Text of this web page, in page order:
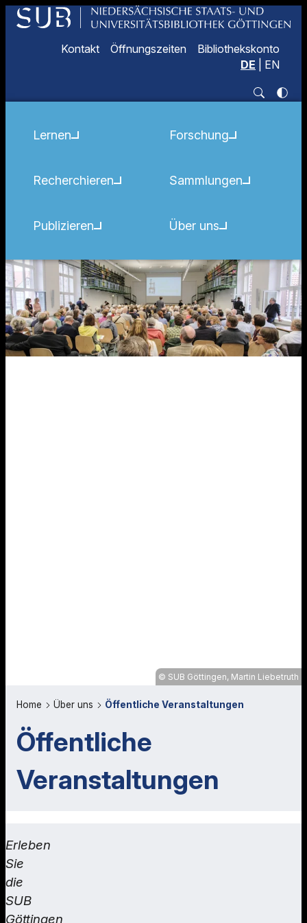
Kontakt Öffnungszeiten
Bibliothekskonto
DE
EN
Lernen
Recherchieren
Publizieren
Forschung
Sammlungen
Über uns
SUB Göttingen, Martin Liebetruth
Home Über uns Öffentliche Veranstaltungen
Öffentliche
Veranstaltungen
Erleben
Sie
die
SUB
Göttingen